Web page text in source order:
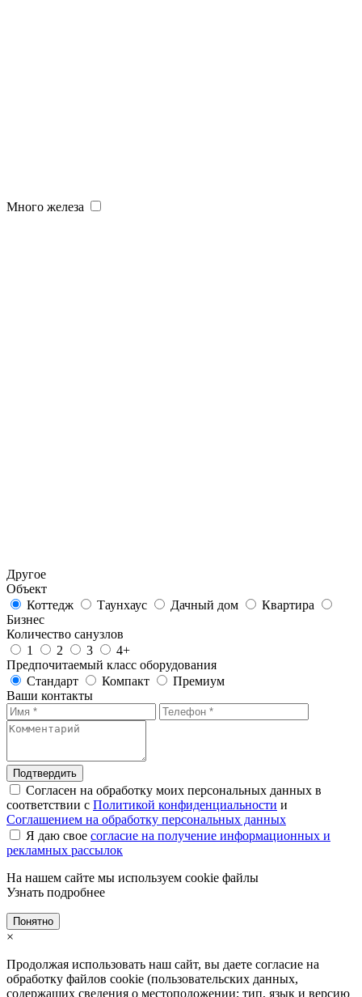
Много железа
Другое
Объект
Коттедж
Таунхаус Дачный дом
Квартира
Бизнес
Количество санузлов
1
2 3
4+
Предпочитаемый класс оборудования
Стандарт
Компакт
Премиум
Ваши контакты
Подтвердить
Согласен на обработку моих персональных данных в
соответствии с Политикой конфиденциальности и
Соглашением на обработку персональных данных
Я даю свое согласие на получение информационных и
рекламных рассылок
На нашем сайте мы используем cookie файлы
Узнать подробнее
Понятно
×
Продолжая использовать наш сайт, вы даете согласие на
обработку файлов cookie (пользовательских данных,
содержащих сведения о местоположении; тип, язык и версию